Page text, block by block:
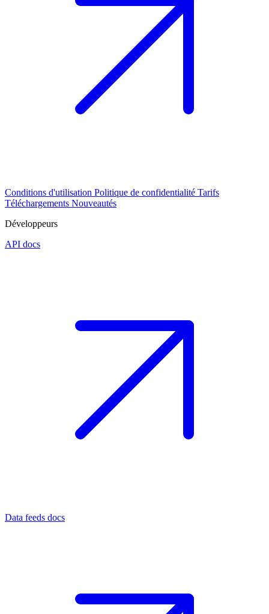
Conditions d'utilisation Politique de confidentialité Tarifs
Téléchargements Nouveautés
Développeurs
API docs
Data feeds docs